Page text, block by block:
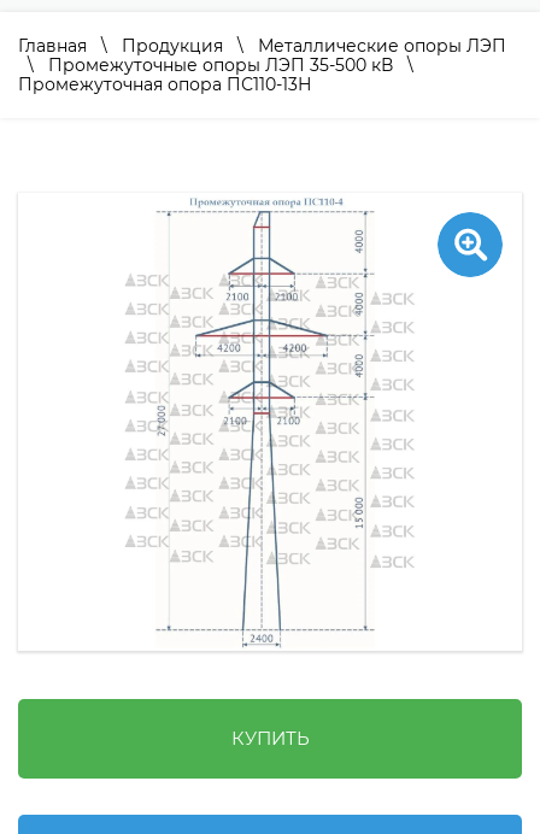
Главная \ Продукция \ Металлические опоры ЛЭП
\ Промежуточные опоры ЛЭП 35-500 кВ \
Промежуточная опора ПС110-13Н
КУПИТЬ